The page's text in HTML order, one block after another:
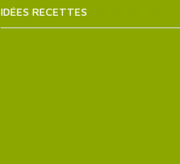
IDÉES RECETTES